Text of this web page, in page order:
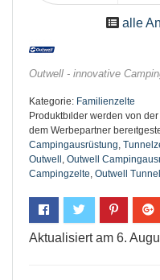
alle
Outwell - innovative
Kategorie: Familienzelte
Produktbılder werden von
dem Werbepartner
Campingausrüstung
Outwell Outwell
Campingzelte Outwell
Aktualisiert am 6.